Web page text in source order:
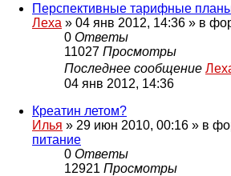
Перспективные тарифные
Леха » 04 янв 2012, 14:36 » в
0 Ответы
11027 Просмотры
Последнее сообщение
04 янв 2012, 14:36
Креатин летом?
Илья » 29 июн 2010, 00:16 » в
питание
0 Ответы
12921 Просмотры